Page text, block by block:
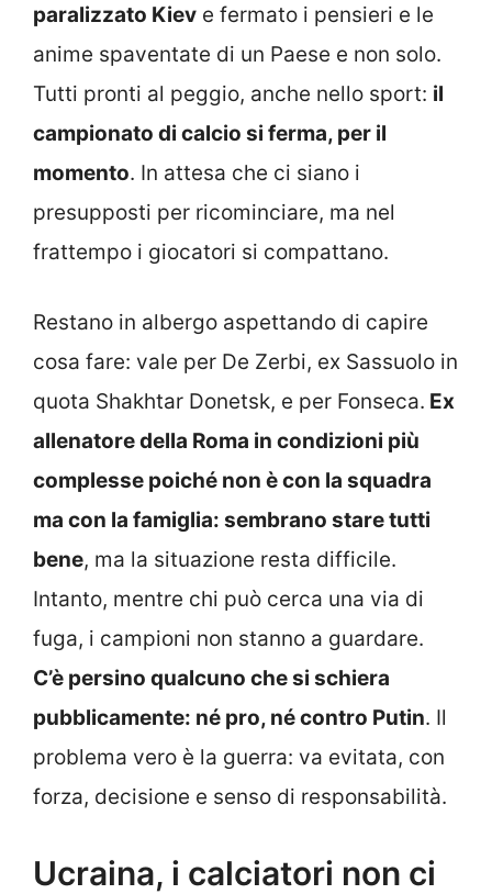
paralizzato Kiev e fermato i pensieri e le
anime spaventate di un Paese e non solo.
Tutti pronti al peggio, anche nello sport: il
campionato di calcio si ferma, per il
momento. In attesa che ci siano i
presupposti per ricominciare, ma nel
frattempo i giocatori si compattano.
Restano in albergo aspettando di capire
cosa fare: vale per De Zerbi, ex Sassuolo in
quota Shakhtar Donetsk, e per Fonseca. Ex
allenatore della Roma in condizioni più
complesse poiché non è con la squadra
ma con la famiglia: sembrano stare tutti
bene, ma la situazione resta difficile.
Intanto, mentre chi può cerca una via di
fuga, i campioni non stanno a guardare.
C’è persino qualcuno che si schiera
pubblicamente: né pro, né contro Putin. Il
problema vero è la guerra: va evitata, con
forza, decisione e senso di responsabilità.
Ucraina, i calciatori non ci